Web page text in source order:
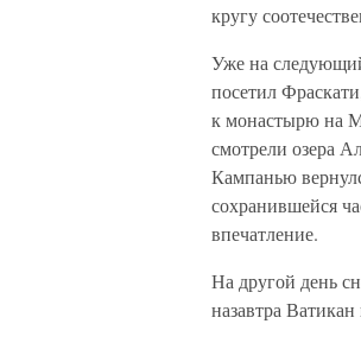
кругу
Уже на
посетил
к монастырю на
смотрели озера
Кампанью
сохранившейся
впечатление.
На другой день
назавтра